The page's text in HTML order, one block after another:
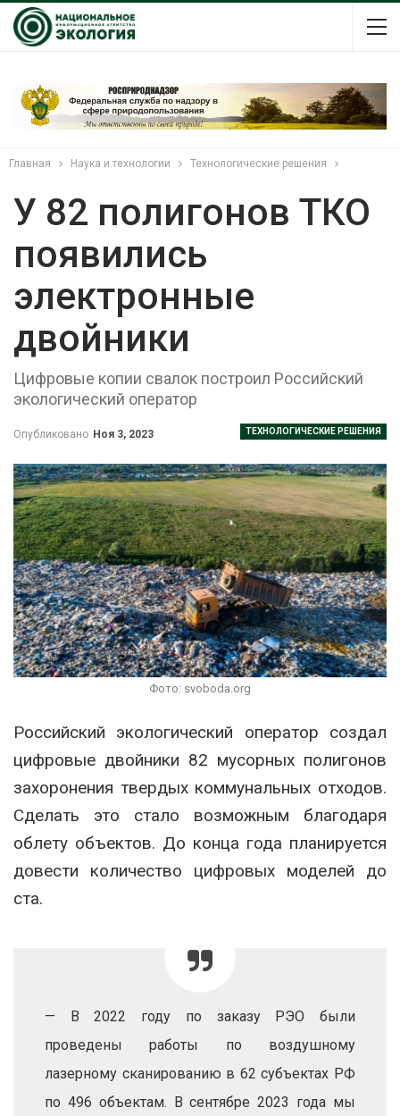
Главная Наука и технологии Технологические решения
У 82 полигонов ТКО
появились
электронные
двойники
Цифровые копии свалок построил Российский
экологический оператор
ТЕХНОЛОГИЧЕСКИЕ РЕШЕНИЯ
Опубликовано Ноя 3, 2023
Фото: svoboda.org
Российский экологический оператор создал
цифровые двойники 82 мусорных полигонов
захоронения твердых коммунальных отходов.
Сделать это стало возможным благодаря
облету объектов. До конца года планируется
довести количество цифровых моделей до
ста.
— В 2022 году по заказу РЭО были
проведены работы по воздушному
лазерному сканированию в 62 субъектах РФ
по 496 объектам. В сентябре 2023 года мы